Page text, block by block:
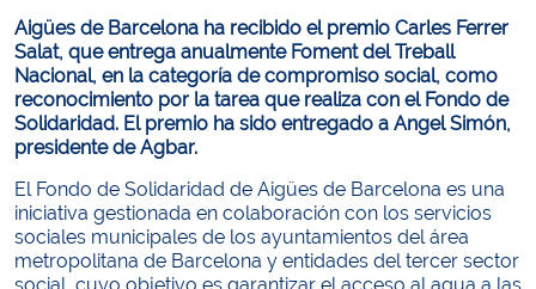
Aigües de Barcelona ha recibido el premio Carles Ferrer
Salat, que entrega anualmente Foment del Treball
Nacional, en la categoría de compromiso social, como
reconocimiento por la tarea que realiza con el Fondo de
Solidaridad. El premio ha sido entregado a Angel Simón,
presidente de Agbar.
El Fondo de Solidaridad de Aigües de Barcelona es una
iniciativa gestionada en colaboración con los servicios
sociales municipales de los ayuntamientos del área
metropolitana de Barcelona y entidades del tercer sector